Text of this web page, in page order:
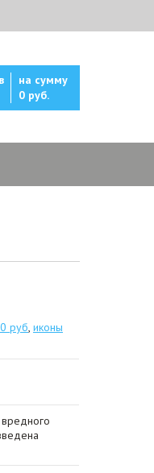
на сумму
0 руб.
руб, иконы